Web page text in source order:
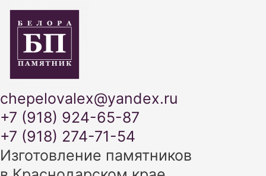
chepelovalex@yandex.ru
+7 (918) 924-65-87
+7 (918) 274-71-54
Изготовление памятников